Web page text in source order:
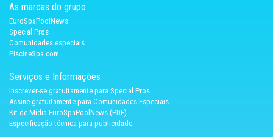
As marcas do grupo
EuroSpaPoolNews
Special Pros
Comunidades especiais
PiscineSpa.com
Serviços e Informações
Inscrever-se gratuitamente para Special Pros
Assine gratuitamente para Comunidades Especiais
Kit de Mídia EuroSpaPoolNews (PDF)
Especificação técnica para publicidade